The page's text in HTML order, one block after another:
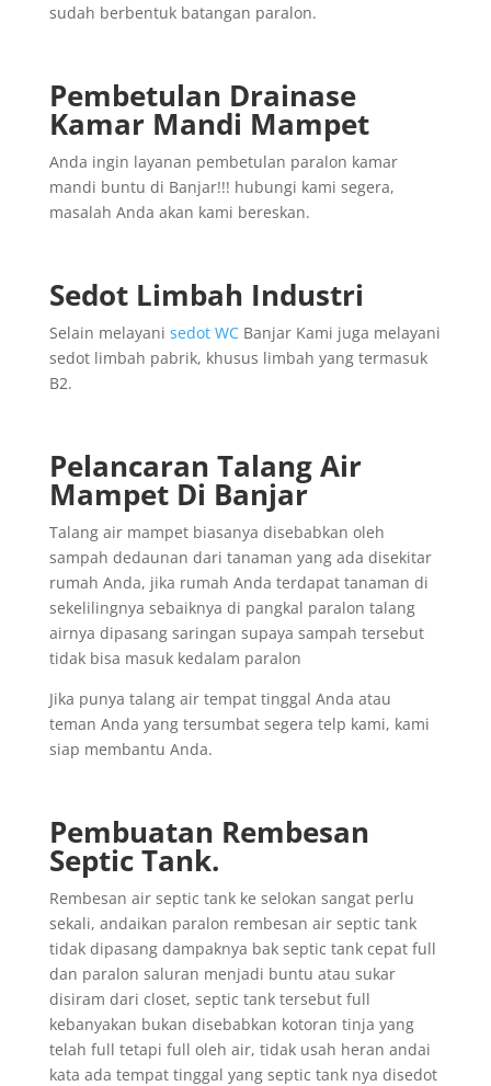
sudah berbentuk batangan paralon.
Pembetulan Drainase
Kamar Mandi Mampet
Anda ingin layanan pembetulan paralon kamar
mandi buntu di Banjar!!! hubungi kami segera,
masalah Anda akan kami bereskan.
Sedot Limbah Industri
Selain melayani sedot WCBanjar Kami juga melayani
sedot limbah pabrik, khusus limbah yang termasuk
B2.
Pelancaran Talang Air
Mampet Di Banjar
Talang air mampet biasanya disebabkan oleh
sampah dedaunan dari tanaman yang ada disekitar
rumah Anda, jika rumah Anda terdapat tanaman di
sekelilingnya sebaiknya di pangkal paralon talang
airnya dipasang saringan supaya sampah tersebut
tidak bisa masuk kedalam paralon
Jika punya talang air tempat tinggal Anda atau
teman Anda yang tersumbat segera telp kami, kami
siap membantu Anda.
Pembuatan Rembesan
Septic Tank.
Rembesan air septic tank ke selokan sangat perlu
sekali, andaikan paralon rembesan air septic tank
tidak dipasang dampaknya bak septic tank cepat full
dan paralon saluran menjadi buntu atau sukar
disiram dari closet, septic tank tersebut full
kebanyakan bukan disebabkan kotoran tinja yang
telah full tetapi full oleh air, tidak usah heran andai
kata ada tempat tinggal yang septic tank nya disedot